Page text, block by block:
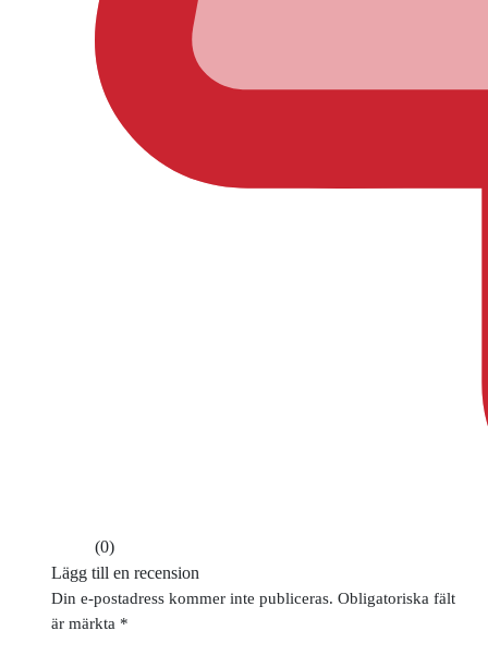
(0)
Lägg till en recension
Din e-postadress kommer inte publiceras. Obligatoriska fält
är märkta *